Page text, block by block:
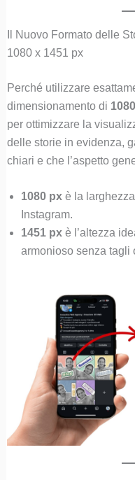
Il Nuovo Formato delle
1080 x 1451 px
Perché utilizzare
dimensionamento di
per ottimizzare la
delle storie in evidenza,
chiari e che l’aspetto
1080 pxè la
Instagram.
1451 pxè l’altezza
armonioso senza tagli